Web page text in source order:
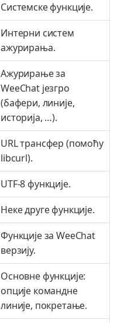
Системске функције.
Интерни систем
ажурирања.
Ажурирање за
WeeChat језгро
(бафери, линије,
историја, …​).
URL трансфер (помоћу
libcurl).
UTF-8 функције.
Неке друге функције.
Функције за WeeChat
верзију.
Основне функције:
опције командне
линије, покретање.